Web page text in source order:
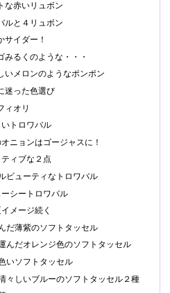
な赤いリュボン
ルと４リュボン
サイダー！
るくのような・・・
メロンのようなポンポン
迷った色選び
ィオリ
トロワバル
ニョンはゴージャスに！
ィブな２点
ビューティなトロワバル
シートロワバル
メージ続く
だ薄紫のソフトタッセル
んだオレンジ色のソフトタッセル
いソフトタッセル
々しいブルーのソフトタッセル２種